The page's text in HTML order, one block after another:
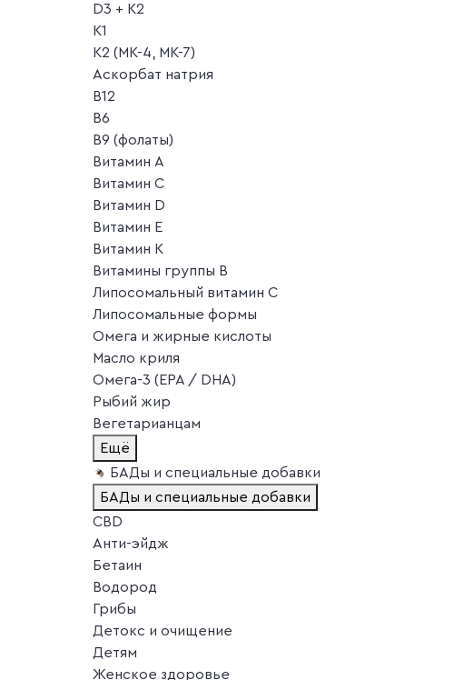
D3 + K2
K1
K2 (MK-4, MK-7)
Аскорбат натрия
В12
В6
В9 (фолаты)
Витамин A
Витамин C
Витамин D
Витамин E
Витамин K
Витамины группы B
Липосомальный витамин C
Липосомальные формы
Омега и жирные кислоты
Масло криля
Омега-3 (EPA / DHA)
Рыбий жир
Вегетарианцам
Ещё
БАДы и специальные добавки
БАДы и специальные добавки
CBD
Анти-эйдж
Бетаин
Водород
Грибы
Детокс и очищение
Детям
Женское здоровье